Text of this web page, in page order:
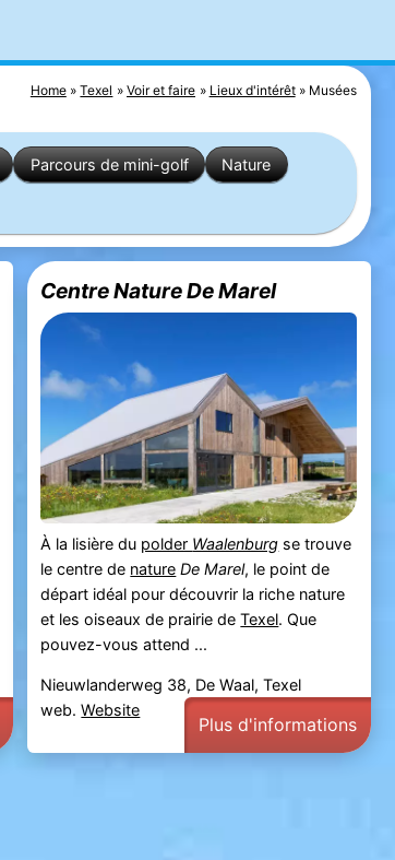
Home Texel Voir et faire Lieux d'intérêt Musées
Parcours de mini-golf
Nature
Centre Nature De Marel
À la lisière du polder Waalenburg se trouve
le centre de nature De Marel, le point de
départ idéal pour découvrir la riche nature
et les oiseaux de prairie deTexel. Que
pouvez-vous attend ...
Nieuwlanderweg 38, De Waal, Texel
web.Website
Plus d'informations